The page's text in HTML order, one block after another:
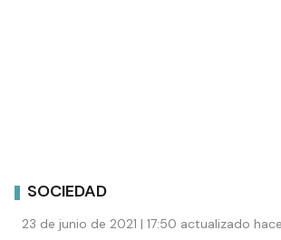
SOCIEDAD
23 de junio de 2021 | 17:50 actualizado